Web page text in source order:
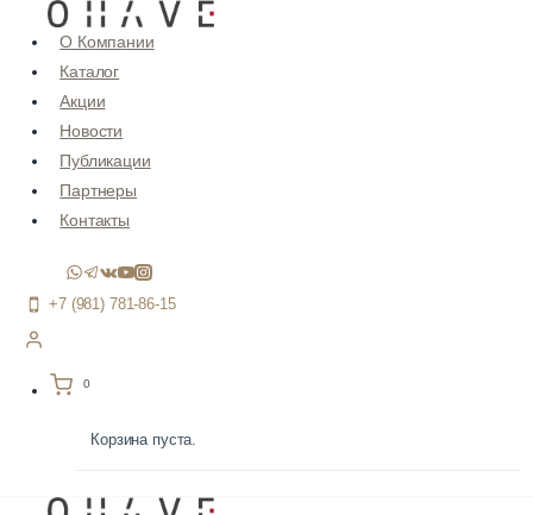
Перейти
содержимому
О Компании
Каталог
Акции
Новости
Публикации
Партнеры
Контакты
+7 (981) 781-86-15
0
Корзина пуста.